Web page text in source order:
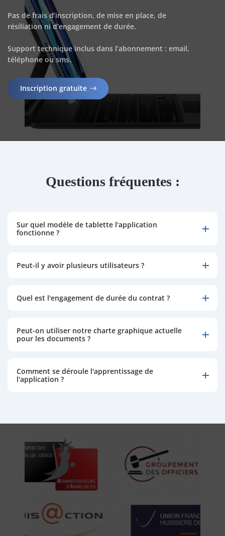
Pas de frais d’inscription, de mise en place, de
résiliation ni d’engagement de durée.
Support technique inclus dans l’abonnement : email,
téléphone ou sms.
Inscription gratuite
Questions fréquentes :
Sur quel modèle de tablette l'application
fonctionne ?
Peut-il y avoir plusieurs utilisateurs ?
Quel est l'engagement de durée du contrat ?
Peut-on utiliser notre charte graphique actuelle
pour les documents ?
Comment se déroule l'apprentissage de
l'application ?